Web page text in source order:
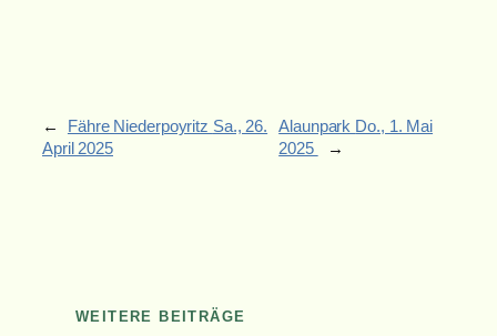
← Fähre Niederpoyritz Sa., 26.
April 2025
Alaunpark Do., 1. Mai
2025
→
WEITERE BEITRÄGE